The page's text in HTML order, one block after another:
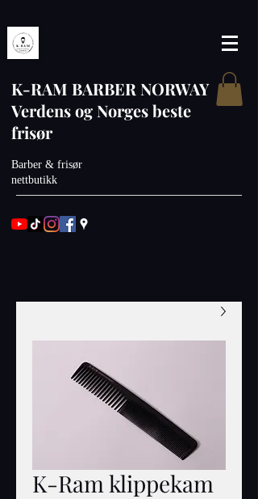
K-RAM BARBER NORWAY
Verdens og Norges beste
frisør
Barber & frisør
nettbutikk
K-Ram klippekam